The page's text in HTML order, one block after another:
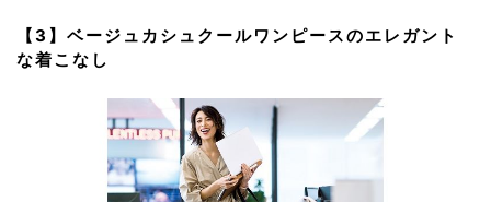
【3】ベージュカシュクールワンピースのエレガント
な着こなし